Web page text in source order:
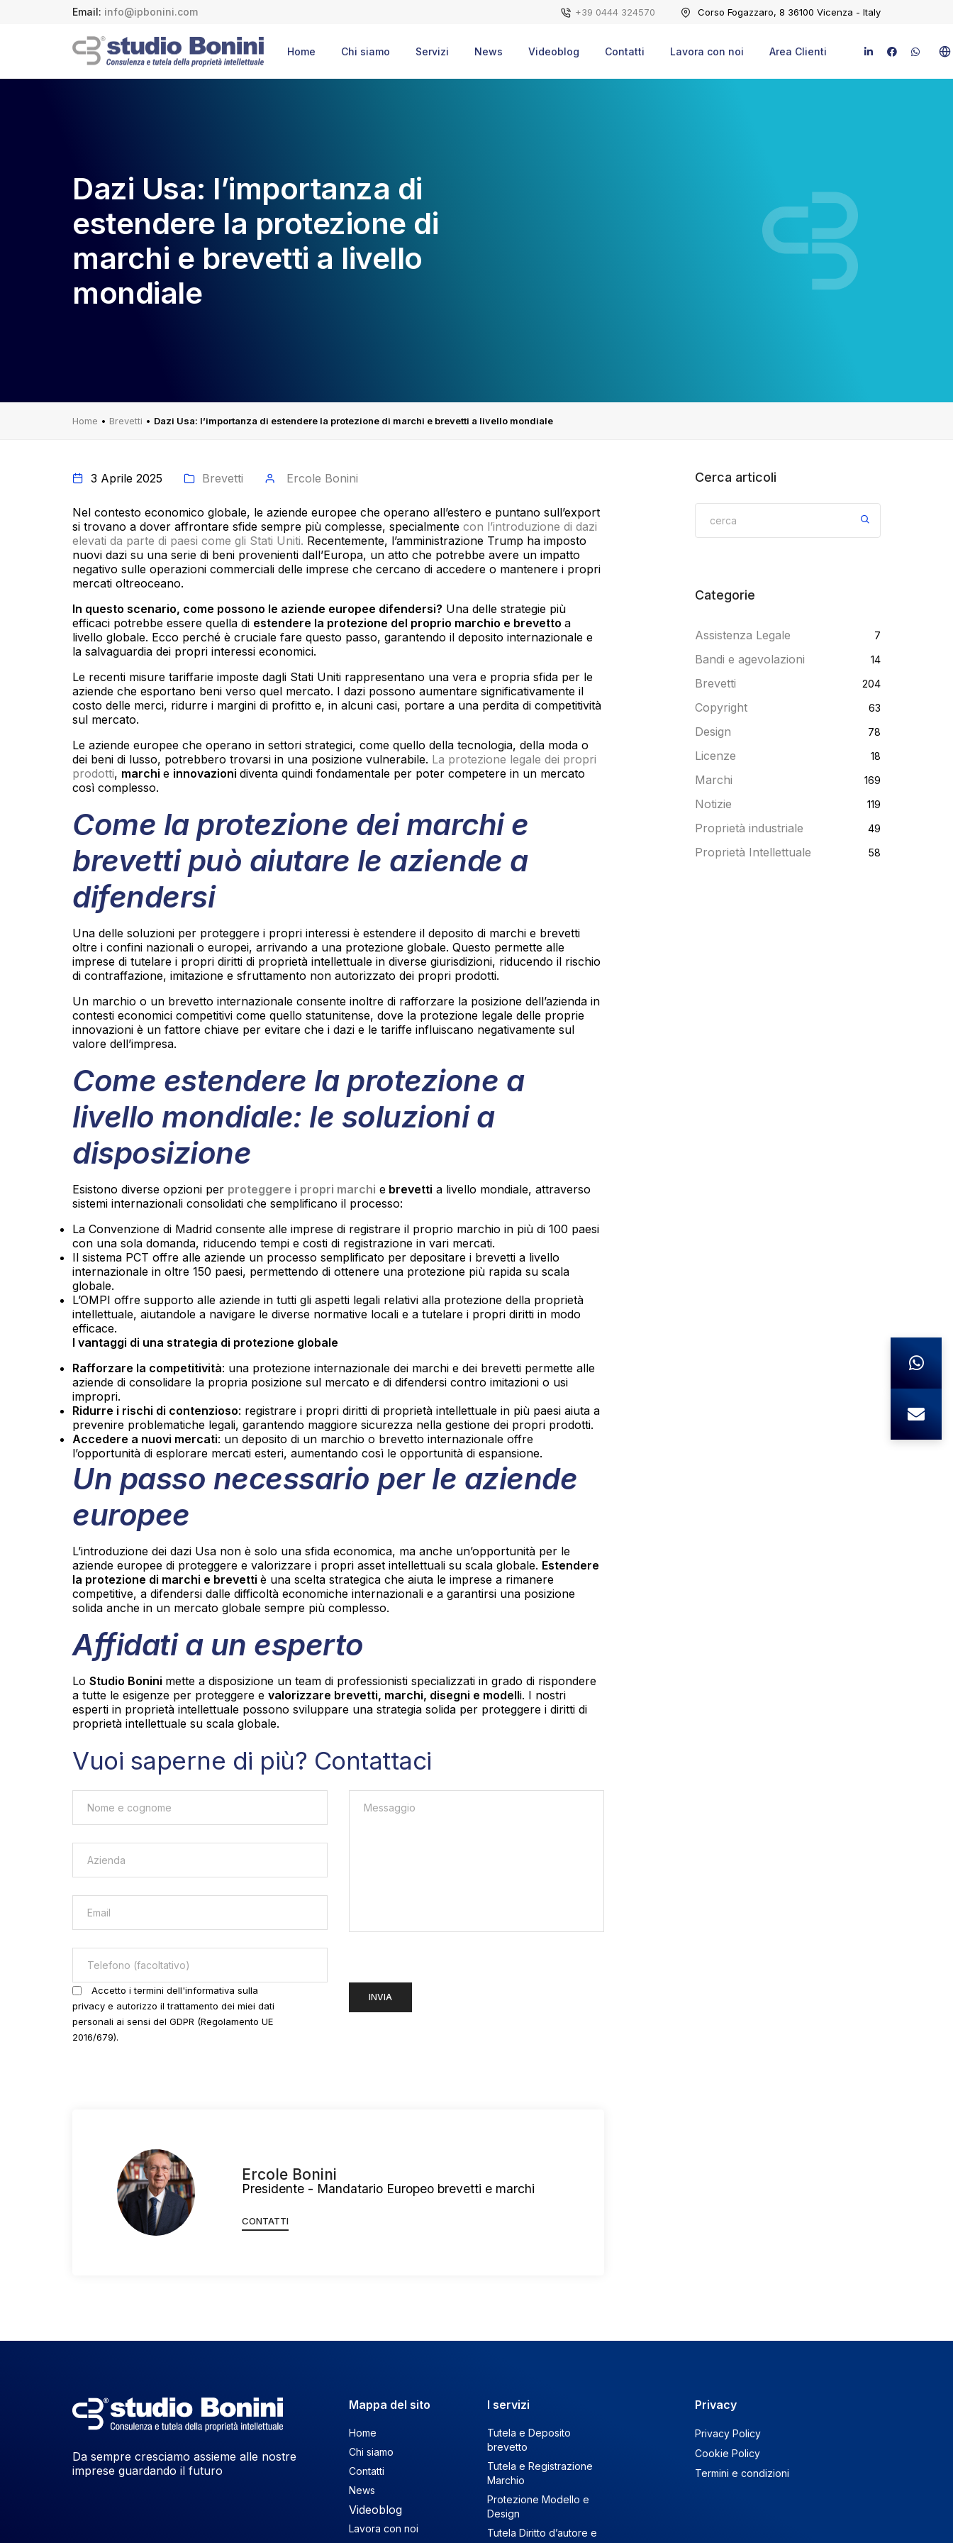
Email: info@ipbonini.com +39 0444 324570 Corso Fogazzaro, 8 36100 Vicenza - Italy
Home Chi siamo Servizi News Videoblog Contatti Lavora con noi Area Clienti
Dazi Usa: l’importanza di
estendere la protezione di
marchi e brevetti a livello
mondiale
Home • Brevetti • Dazi Usa: l’importanza di estendere la protezione di marchi e brevetti a livello mondiale
3 Aprile 2025 Brevetti Ercole Bonini
Nel contesto economico globale, le aziende europee che operano all’estero e puntano sull’export
si trovano a dover affrontare sfide sempre più complesse, specialmente con l’introduzione di dazi
elevati da parte di paesi come gli Stati Uniti. Recentemente, l’amministrazione Trump ha imposto
nuovi dazi su una serie di beni provenienti dall’Europa, un atto che potrebbe avere un impatto
negativo sulle operazioni commerciali delle imprese che cercano di accedere o mantenere i propri
mercati oltreoceano.
In questo scenario, come possono le aziende europee difendersi? Una delle strategie più
efficaci potrebbe essere quella di estendere la protezione del proprio marchio e brevetto a
livello globale. Ecco perché è cruciale fare questo passo, garantendo il deposito internazionale e
la salvaguardia dei propri interessi economici.
Le recenti misure tariffarie imposte dagli Stati Uniti rappresentano una vera e propria sfida per le
aziende che esportano beni verso quel mercato. I dazi possono aumentare significativamente il
costo delle merci, ridurre i margini di profitto e, in alcuni casi, portare a una perdita di competitività
sul mercato.
Le aziende europee che operano in settori strategici, come quello della tecnologia, della moda o
dei beni di lusso, potrebbero trovarsi in una posizione vulnerabile. La protezione legale dei propri
prodotti, marchi e innovazioni diventa quindi fondamentale per poter competere in un mercato
così complesso.
Come la protezione dei marchi e
brevetti può aiutare le aziende a
difendersi
Una delle soluzioni per proteggere i propri interessi è estendere il deposito di marchi e brevetti
oltre i confini nazionali o europei, arrivando a una protezione globale. Questo permette alle
imprese di tutelare i propri diritti di proprietà intellettuale in diverse giurisdizioni, riducendo il rischio
di contraffazione, imitazione e sfruttamento non autorizzato dei propri prodotti.
Un marchio o un brevetto internazionale consente inoltre di rafforzare la posizione dell’azienda in
contesti economici competitivi come quello statunitense, dove la protezione legale delle proprie
innovazioni è un fattore chiave per evitare che i dazi e le tariffe influiscano negativamente sul
valore dell’impresa.
Come estendere la protezione a
livello mondiale: le soluzioni a
disposizione
Esistono diverse opzioni per proteggere i propri marchi e brevetti a livello mondiale, attraverso
sistemi internazionali consolidati che semplificano il processo:
La Convenzione di Madrid consente alle imprese di registrare il proprio marchio in più di 100 paesi
con una sola domanda, riducendo tempi e costi di registrazione in vari mercati.
Il sistema PCT offre alle aziende un processo semplificato per depositare i brevetti a livello
internazionale in oltre 150 paesi, permettendo di ottenere una protezione più rapida su scala
globale.
L’OMPI offre supporto alle aziende in tutti gli aspetti legali relativi alla protezione della proprietà
intellettuale, aiutandole a navigare le diverse normative locali e a tutelare i propri diritti in modo
efficace.
I vantaggi di una strategia di protezione globale
Rafforzare la competitività: una protezione internazionale dei marchi e dei brevetti permette alle
aziende di consolidare la propria posizione sul mercato e di difendersi contro imitazioni o usi
impropri.
Ridurre i rischi di contenzioso: registrare i propri diritti di proprietà intellettuale in più paesi aiuta a
prevenire problematiche legali, garantendo maggiore sicurezza nella gestione dei propri prodotti.
Accedere a nuovi mercati: un deposito di un marchio o brevetto internazionale offre
l’opportunità di esplorare mercati esteri, aumentando così le opportunità di espansione.
Un passo necessario per le aziende
europee
L’introduzione dei dazi Usa non è solo una sfida economica, ma anche un’opportunità per le
aziende europee di proteggere e valorizzare i propri asset intellettuali su scala globale. Estendere
la protezione di marchi e brevetti è una scelta strategica che aiuta le imprese a rimanere
competitive, a difendersi dalle difficoltà economiche internazionali e a garantirsi una posizione
solida anche in un mercato globale sempre più complesso.
Affidati a un esperto
Lo Studio Bonini mette a disposizione un team di professionisti specializzati in grado di rispondere
a tutte le esigenze per proteggere e valorizzare brevetti, marchi, disegni e modelli. I nostri
esperti in proprietà intellettuale possono sviluppare una strategia solida per proteggere i diritti di
proprietà intellettuale su scala globale.
Vuoi saperne di più? Contattaci
Accetto i termini dell'informativa sulla
privacy e autorizzo il trattamento dei miei dati
personali ai sensi del GDPR (Regolamento UE
2016/679).
Ercole Bonini
Presidente - Mandatario Europeo brevetti e marchi
CONTATTI
Cerca articoli
Categorie
Assistenza Legale 7
Bandi e agevolazioni 14
Brevetti 204
Copyright 63
Design 78
Licenze 18
Marchi 169
Notizie 119
Proprietà industriale 49
Proprietà Intellettuale 58
Da sempre cresciamo assieme alle nostre
imprese guardando il futuro
Mappa del sito
Home
Chi siamo
Contatti
News
Videoblog
Lavora con noi
I servizi
Tutela e Deposito
brevetto
Tutela e Registrazione
Marchio
Protezione Modello e
Design
Tutela Diritto d’autore e
Privacy
Privacy Policy
Cookie Policy
Termini e condizioni